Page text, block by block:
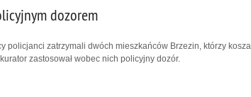
dozorem
policjanci zatrzymali dwóch mieszkańców Brzezin, którzy
zastosował wobec nich policyjny dozór.